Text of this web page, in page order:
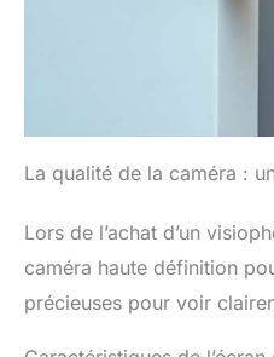
La qualité de la caméra :
Lors de l’achat d’un
caméra haute définition
précieuses pour voir